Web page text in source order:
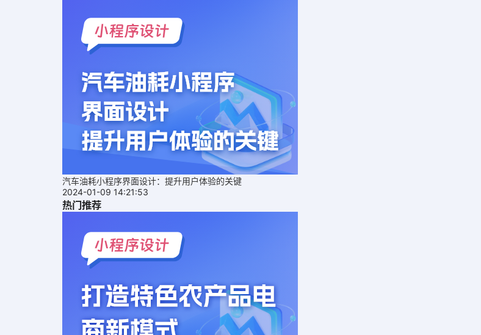
汽车油耗小程序界面设计：提升用户体验的关键
2024-01-09 14:21:53
热门推荐